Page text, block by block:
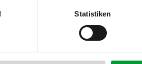
Statistiken